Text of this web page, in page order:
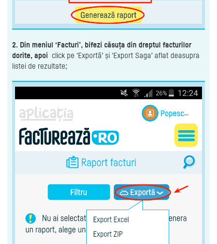
2. Din meniul ‘Facturi’, bifezi căsuța din dreptul facturilor
dorite, apoi click pe ‘Exportă’ și ‘Export Saga’ aflat deasupra
listei de rezultate;